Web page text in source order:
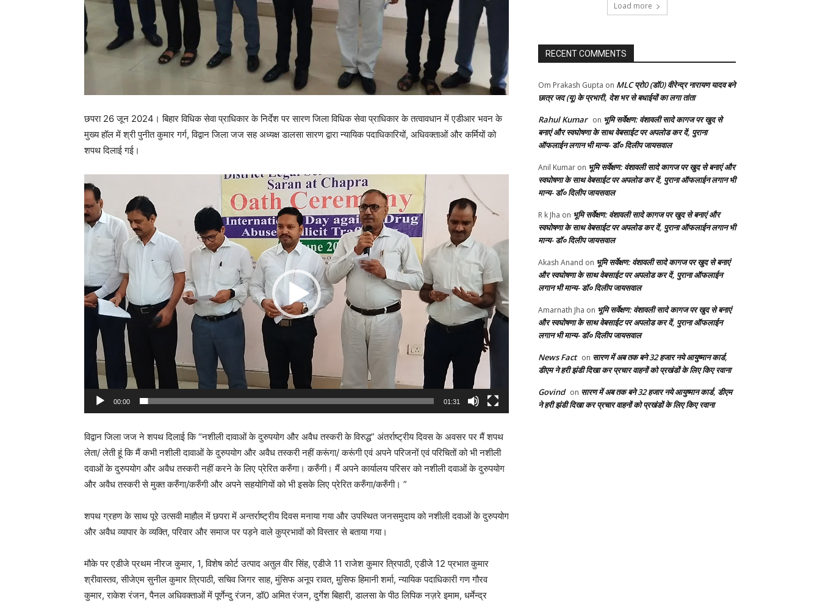
छपरा 26 जून 2024। बिहार विधिक सेवा प्राधिकार के निर्देश पर सारण जिला विधिक सेवा प्राधिकार के तत्वावधान में एडीआर भवन के
मुख्य हॉल में श्री पुनीत कुमार गर्ग, विद्वान जिला जज सह अध्यक्ष डालसा सारण द्वारा न्यायिक पदाधिकारियों, अधिवक्ताओं और कर्मियों को
शपथ दिलाई गई।
V
d
e
l
a
y
00:00 01:31
विद्वान जिला जज ने शपथ दिलाई कि “नशीली दावाओं के दुरुपयोग और अवैध तस्करी के विरुद्ध” अंतर्राष्ट्रीय दिवस के अवसर पर मैं शपथ
लेता/ लेती हूं कि मैं कभी नशीली दावाओं के दुरुपयोग और अवैध तस्करी नहीं करूंगा/ करूंगी एवं अपने परिजनों एवं परिचितों को भी नशीली
दवाओं के दुरुपयोग और अवैध तस्करी नहीं करने के लिए प्रेरित करुँगा। करुँगी। मैं अपने कार्यालय परिसर को नशीली दवाओं के दुरुपयोग
और अवैध तस्करी से मुक्त करुँगा/करुँगी और अपने सहयोगियों को भी इसके लिए प्रेरित करुँगा/करुँगी। ”
शपथ ग्रहण के साथ पूरे उत्सवी माहौल में छपरा में अन्तर्राष्ट्रीय दिवस मनाया गया और उपस्थित जनसमुदाय को नशीली दवाओं के दुरुपयोग
और अवैध व्यापार के व्यक्ति, परिवार और समाज पर पड़ने वाले कुप्रभावों को विस्तार से बताया गया।
मौके पर एडीजे प्रथम नीरज कुमार, 1, विशेष कोर्ट उत्पाद अतुल वीर सिंह, एडीजे 11 राजेश कुमार त्रिपाठी, एडीजे 12 प्रभात कुमार
श्रीवास्तव, सीजेएम सुनील कुमार त्रिपाठी, सचिव जिगर साह, मुंसिफ अनूप रावत, मु़सिफ हिमानी शर्मा, न्यायिक पदाधिकारी गण गौरव
कुमार, राकेश रंजन, पैनल अधिवक्ताओं में पूर्णेन्दु रंजन, डॉ0 अमित रंजन, दुर्गेश बिहारी, डालसा के पीठ लिपिक नज़रे इमाम, धर्मेन्द्र
Load more
RECENT COMMENTS
Om Prakash Gupta on MLC प्रो0 (डॉ0) वीरेन्द्र नारायण यादव बने
छात्र जद (यू) के प्रभारी, देश भर से बधाईयों का लगा तांता
Rahul Kumar on भूमि सर्वेक्षण: वंशावली सादे कागज पर खुद से
बनाएं और स्वघोषणा के साथ वेबसाईट पर अपलोड कर दें, पुराना
ऑफलाईन लगान भी मान्य- डॉ० दिलीप जायसवाल
Anil Kumar on भूमि सर्वेक्षण: वंशावली सादे कागज पर खुद से बनाएं और
स्वघोषणा के साथ वेबसाईट पर अपलोड कर दें, पुराना ऑफलाईन लगान भी
मान्य- डॉ० दिलीप जायसवाल
R k Jha on भूमि सर्वेक्षण: वंशावली सादे कागज पर खुद से बनाएं और
स्वघोषणा के साथ वेबसाईट पर अपलोड कर दें, पुराना ऑफलाईन लगान भी
मान्य- डॉ० दिलीप जायसवाल
Akash Anand on भूमि सर्वेक्षण: वंशावली सादे कागज पर खुद से बनाएं
और स्वघोषणा के साथ वेबसाईट पर अपलोड कर दें, पुराना ऑफलाईन
लगान भी मान्य- डॉ० दिलीप जायसवाल
Amarnath Jha on भूमि सर्वेक्षण: वंशावली सादे कागज पर खुद से बनाएं
और स्वघोषणा के साथ वेबसाईट पर अपलोड कर दें, पुराना ऑफलाईन
लगान भी मान्य- डॉ० दिलीप जायसवाल
News Fact on सारण में अब तक बने 32 हजार नये आयुष्मान कार्ड,
डीएम ने हरी झंडी दिखा कर प्रचार वाहनों को प्रखंडों के लिए किए रवाना
Govind on सारण में अब तक बने 32 हजार नये आयुष्मान कार्ड, डीएम
ने हरी झंडी दिखा कर प्रचार वाहनों को प्रखंडों के लिए किए रवाना